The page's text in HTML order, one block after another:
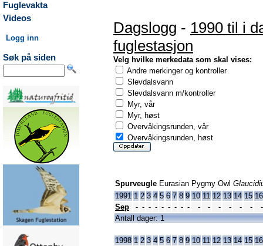
Fuglevakta
Videos
Logg inn
Søk på siden
Dagslogg - 1990 til i
fuglestasjon
Velg hvilke merkedata som skal vises:
Andre merkinger og kontroller
Slevdalsvann
Slevdalsvann m/kontroller
Myr, vår
Myr, høst
Overvåkingsrunden, vår
Overvåkingsrunden, høst
Spurveugle Eurasian Pygmy Owl
1991 1 2 3 4 5 6 7 8 9 10 11 12 13 14 15 16
Sep
- - - - - - - - - - - - - - -
-
Antall dager: 1
1998 1 2 3 4 5 6 7 8 9 10 11 12 13 14 15 16